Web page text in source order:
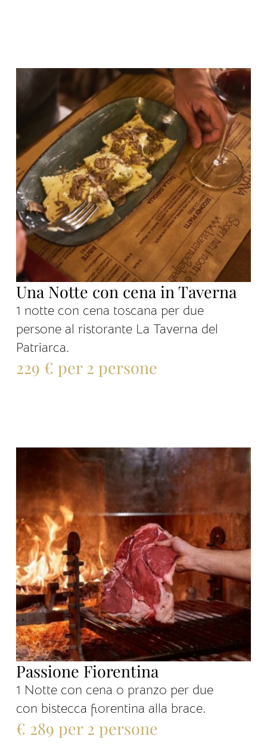
Una Notte con cena in Taverna
1 notte con cena toscana per due
persone al ristorante La Taverna del
Patriarca.
229 € per 2 persone
Passione Fiorentina
1 Notte con cena o pranzo per due
con bistecca fiorentina alla brace.
€ 289 per 2 persone